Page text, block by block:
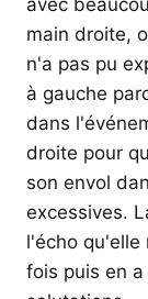
avec
main droite,
n'a pas pu
à gauche
dans
droite pour
son envol
excessives.
l'écho qu'elle
fois puis en